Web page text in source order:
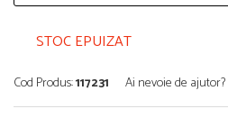
STOC EPUIZAT
Cod Produs:117231 Ai nevoie de ajutor?